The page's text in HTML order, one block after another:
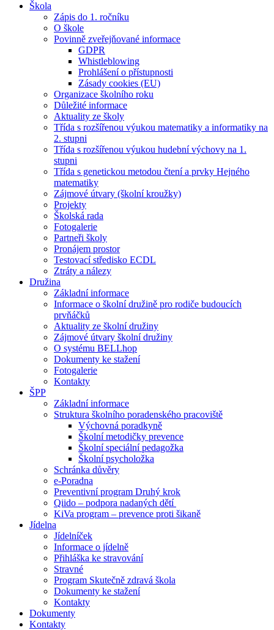
Škola
Zápis do 1. ročníku
O škole
Povinně zveřejňované informace
GDPR
Whistleblowing
Prohlášení o přístupnosti
Zásady cookies (EU)
Organizace školního roku
Důležité informace
Aktuality ze školy
Třída s rozšířenou výukou matematiky a informatiky na
2. stupni
Třída s rozšířenou výukou hudební výchovy na 1.
stupni
Třída s genetickou metodou čtení a prvky Hejného
matematiky
Zájmové útvary (školní kroužky)
Projekty
Školská rada
Fotogalerie
Partneři školy
Pronájem prostor
Testovací středisko ECDL
Ztráty a nálezy
Družina
Základní informace
Informace o školní družině pro rodiče budoucích
prvňáčků
Aktuality ze školní družiny
Zájmové útvary školní družiny
O systému BELLhop
Dokumenty ke stažení
Fotogalerie
Kontakty
ŠPP
Základní informace
Struktura školního poradenského pracoviště
Výchovná poradkyně
Školní metodičky prevence
Školní speciální pedagožka
Školní psycholožka
Schránka důvěry
e-Poradna
Preventivní program Druhý krok
Qiido – podpora nadaných dětí
KiVa program – prevence proti šikaně
Jídelna
Jídelníček
Informace o jídelně
Přihláška ke stravování
Stravné
Program Skutečně zdravá škola
Dokumenty ke stažení
Kontakty
Dokumenty
Kontakty